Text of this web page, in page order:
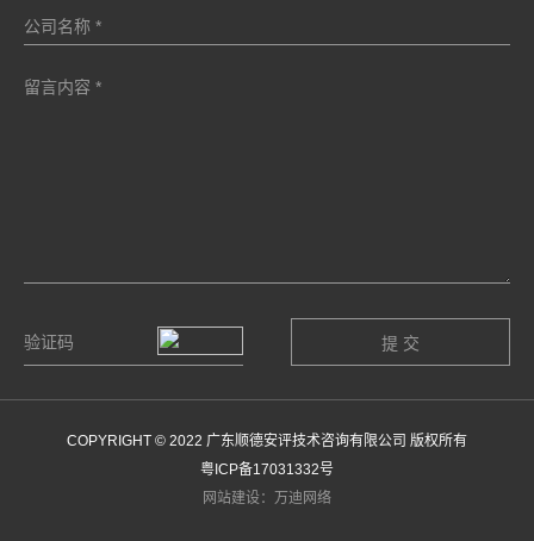
COPYRIGHT © 2022 广东顺德安评技术咨询有限公司 版权所有
粤ICP备17031332号
网站建设：万迪网络